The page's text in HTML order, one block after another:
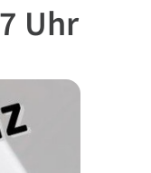
Uhr